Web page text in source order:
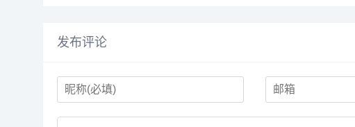
发布评论